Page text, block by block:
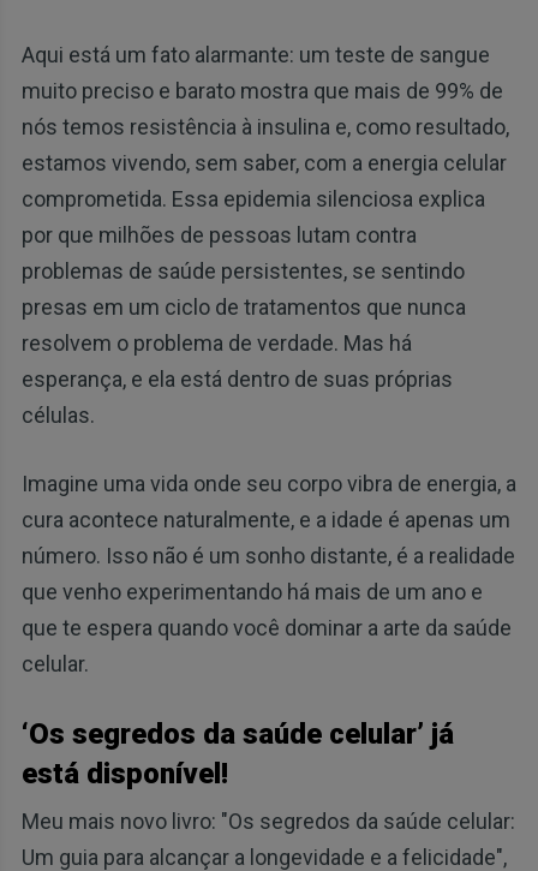
Aqui está um fato alarmante: um teste de sangue
muito preciso e barato mostra que mais de 99% de
nós temos resistência à insulina e, como resultado,
estamos vivendo, sem saber, com a energia celular
comprometida. Essa epidemia silenciosa explica
por que milhões de pessoas lutam contra
problemas de saúde persistentes, se sentindo
presas em um ciclo de tratamentos que nunca
resolvem o problema de verdade. Mas há
esperança, e ela está dentro de suas próprias
células.
Imagine uma vida onde seu corpo vibra de energia, a
cura acontece naturalmente, e a idade é apenas um
número. Isso não é um sonho distante, é a realidade
que venho experimentando há mais de um ano e
que te espera quando você dominar a arte da saúde
celular.
‘Os segredos da saúde celular’ já
está disponível!
Meu mais novo livro: "Os segredos da saúde celular:
Um guia para alcançar a longevidade e a felicidade",